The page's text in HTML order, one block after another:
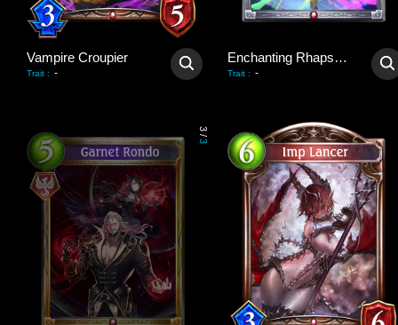
Vampire Croupier
Trait : -
Enchanting Rhapsody
Trait : -
3
/
3